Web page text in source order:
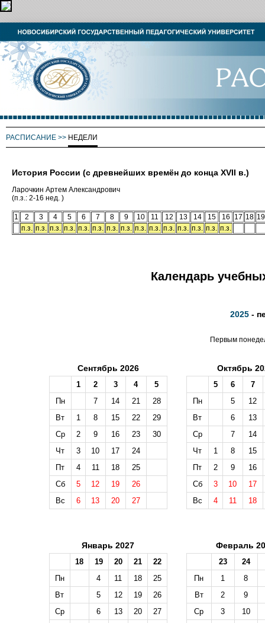
РАСПИСАНИЕ >> НЕДЕЛИ
История России (с древнейших времён до конца ХVII в.)
Ларочкин Артем Александрович
(п.з.: 2-16 нед. )
1 2 3 4 5 6 7 8 9 10 11 12 13 14 15 16 17 18 19
п.з. п.з. п.з. п.з. п.з. п.з. п.з. п.з. п.з. п.з. п.з. п.з. п.з. п.з. п.з.
Календарь
2025 -
Первым
Сентябрь 2026
1 2 3 4
5
Пн
7 14 21
28
Вт
1 8 15 22
29
Ср
2 9 16 23
30
Чт
3 10 17
24
Пт
4 11 18
25
Сб
5 12 19
26
Вс
6 13 20 27
Октябрь
5 6
7
Пн
5
12
Вт
6
13
Ср
7
14
Чт
1 8
15
Пт
2 9
16
Сб
3 10
17
Вс
4 11 18
Январь 2027
18 19 20 21
22
Пн
4 11 18
25
Вт
5 12 19
26
Ср
6 13 20
27
Февраль
23 24
Пн
1 8
Вт
2 9
Ср
3 10